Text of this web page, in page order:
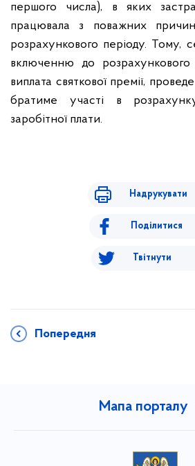
першого числа), в яких
працювала з поважних
розрахункового періоду. Тому,
включенню до
виплата святкової премії,
братиме участі в
заробітної плати.
Надрукувати
Поділитися
Твітнути
Попередня
Мапа порталу